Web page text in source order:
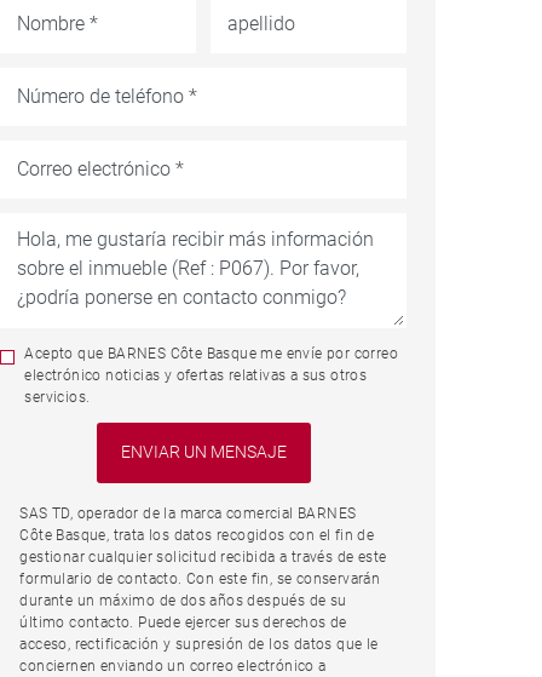
Acepto que BARNES Côte Basque me envíe por correo
electrónico noticias y ofertas relativas a sus otros
servicios.
SAS TD, operador de la marca comercial BARNES
Côte Basque, trata los datos recogidos con el fin de
gestionar cualquier solicitud recibida a través de este
formulario de contacto. Con este fin, se conservarán
durante un máximo de dos años después de su
último contacto. Puede ejercer sus derechos de
acceso, rectificación y supresión de los datos que le
conciernen enviando un correo electrónico a